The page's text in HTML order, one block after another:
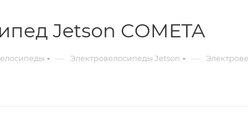
Jetson COMETA
— Электровелосипеды Jetson —